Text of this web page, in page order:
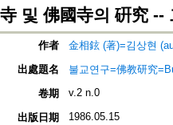
및 佛國寺의 硏究 --
作者
金相鉉 (著)=김상현
出處題名
불교연구=佛教研究
卷期
v.2 n.0
出版日期 1986.05.15